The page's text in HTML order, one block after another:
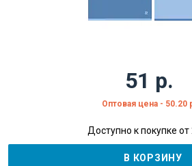
51 р.
Оптовая цена - 50.20
Доступно к покупке от
В КОРЗИНУ